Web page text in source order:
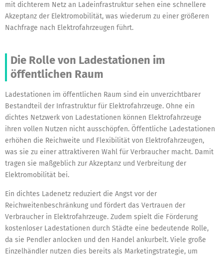
mit dichterem Netz an Ladeinfrastruktur sehen eine schnellere
Akzeptanz der Elektromobilität, was wiederum zu einer größeren
Nachfrage nach Elektrofahrzeugen führt.
Die Rolle von Ladestationen im
öffentlichen Raum
Ladestationen im öffentlichen Raum sind ein unverzichtbarer
Bestandteil der Infrastruktur für Elektrofahrzeuge. Ohne ein
dichtes Netzwerk von Ladestationen können Elektrofahrzeuge
ihren vollen Nutzen nicht ausschöpfen. Öffentliche Ladestationen
erhöhen die Reichweite und Flexibilität von Elektrofahrzeugen,
was sie zu einer attraktiveren Wahl für Verbraucher macht. Damit
tragen sie maßgeblich zur Akzeptanz und Verbreitung der
Elektromobilität bei.
Ein dichtes Ladenetz reduziert die Angst vor der
Reichweitenbeschränkung und fördert das Vertrauen der
Verbraucher in Elektrofahrzeuge. Zudem spielt die Förderung
kostenloser Ladestationen durch Städte eine bedeutende Rolle,
da sie Pendler anlocken und den Handel ankurbelt. Viele große
Einzelhändler nutzen dies bereits als Marketingstrategie, um